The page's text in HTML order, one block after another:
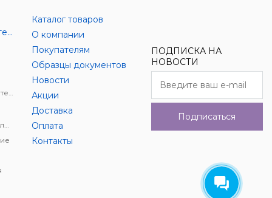
Аксессуары цифровой техники
Каталог товаров
О компании
Покупателям
Образцы документов
Новости
Акции
Доставка
Оплата
Контакты
ПОДПИСКА НА
НОВОСТИ
Подписаться